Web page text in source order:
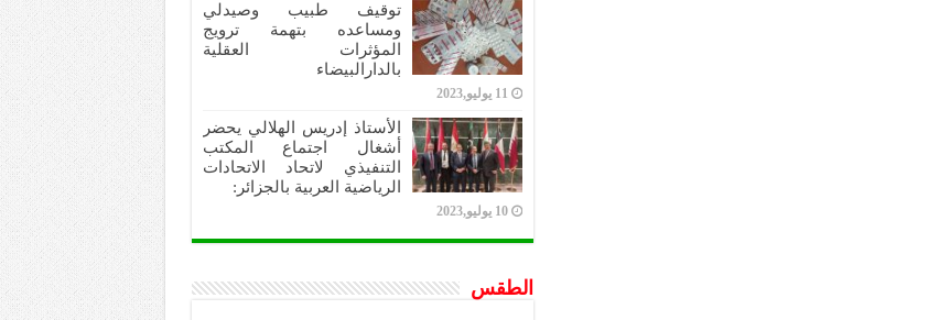
توقيف طبيب وصيدلي
ومساعده بتهمة ترويج
المؤثرات العقلية
بالدارالبيضاء
11 يوليو,2023
الأستاذ إدريس الهلالي يحضر
أشغال اجتماع المكتب
التنفيذي لاتحاد الاتحادات
الرياضية العربية بالجزائر:
10 يوليو,2023
الطقس